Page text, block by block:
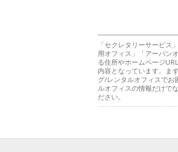
「セクレタリーサービス
用オフィス」「アーバン
る住所やホームページ
内容となっています。ま
グ/レンタルオフィスでお
ルオフィスの情報だけで
ださい。